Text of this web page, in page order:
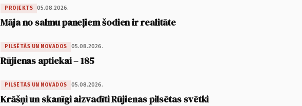
PROJEKTS 05.08.2026.
Māja no salmu paneļiem šodien ir realitāte
PILSĒTĀS UN NOVADOS 05.08.2026.
Rūjienas aptiekai – 185
PILSĒTĀS UN NOVADOS 05.08.2026.
Krāšņi un skanīgi aizvadīti Rūjienas pilsētas svētki